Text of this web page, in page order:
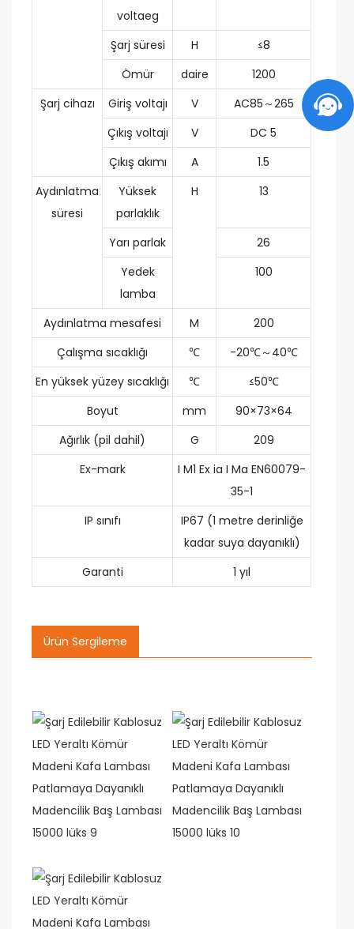
voltaeg
Şarj süresi H
≤8
Ömür
daire
1200
Şarj cihazı
Giriş voltajı V
AC85～265
Çıkış voltajı
V
DC 5
Çıkış akımı
A
1.5
Aydınlatma
süresi
Yüksek
parlaklık
H 13
Yarı parlak
26
Yedek
lamba
100
Aydınlatma mesafesi M
200
Çalışma sıcaklığı
℃
-20℃～40℃
En yüksek yüzey sıcaklığı
℃
≤50℃
Boyut
mm
90×73×64
Ağırlık (pil dahil)
G
209
Ex-mark
I M1 Ex ia I Ma EN60079-
35-1
IP sınıfı
IP67 (1 metre derinliğe
kadar suya dayanıklı)
Garanti
1 yıl
Ürün Sergileme